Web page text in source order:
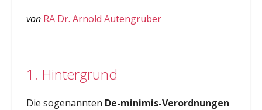
von RA Dr. Arnold Autengruber
1. Hintergrund
Die sogenannten De-minimis-Verordnungen